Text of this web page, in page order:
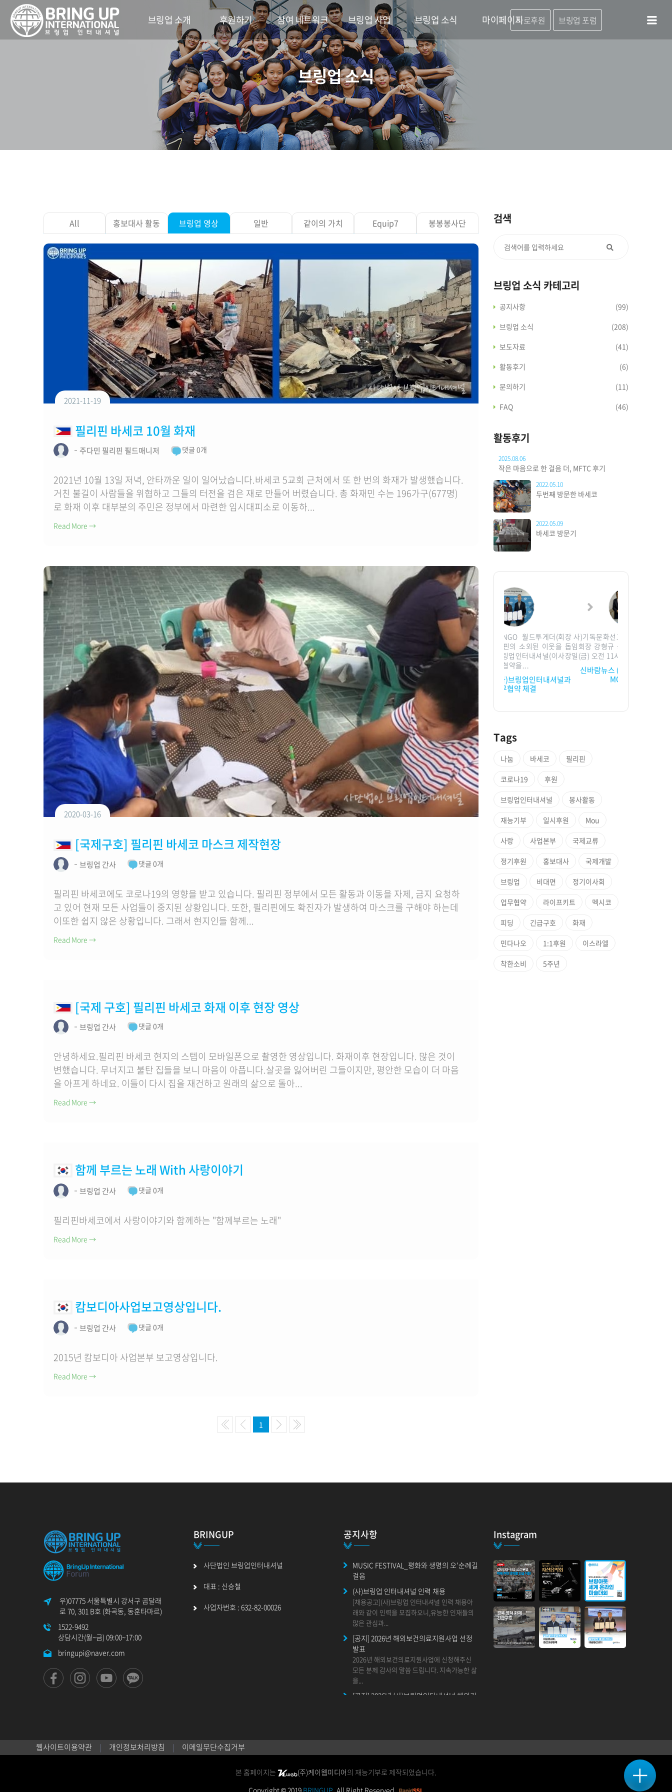
브링업 소개 후원하기 참여 네트워크 브링업 사업 브링업 소식 마이페이지바로후원 브링업 포럼
브링업 소식
All 홍보대사 활동 브링업 영상 일반 같이의 가치 Equip7 봉봉봉사단
2021-11-19
필리핀 바세코 10월 화재
주다민 필리핀 필드매니저 댓글 0개
2021년 10월 13일 저녁, 안타까운 일이 일어났습니다.바세코 5교회 근처에서 또 한 번의 화재가 발생했습니다.
거친 불길이 사람들을 위협하고 그들의 터전을 검은 재로 만들어 버렸습니다. 총 화재민 수는 196가구(677명)
로 화재 이후 대부분의 주민은 정부에서 마련한 임시대피소로 이동하...
Read More →
2020-03-16
[국제구호] 필리핀 바세코 마스크 제작현장
브링업 간사 댓글 0개
필리핀 바세코에도 코로나19의 영향을 받고 있습니다. 필리핀 정부에서 모든 활동과 이동을 자제, 금지 요청하
고 있어 현재 모든 사업들이 중지된 상황입니다. 또한, 필리핀에도 확진자가 발생하여 마스크를 구해야 하는데
이또한 쉽지 않은 상황입니다. 그래서 현지인들 함께...
Read More →
[국제 구호] 필리핀 바세코 화재 이후 현장 영상
브링업 간사 댓글 0개
안녕하세요.필리핀 바세코 현지의 스텝이 모바일폰으로 촬영한 영상입니다. 화재이후 현장입니다. 많은 것이
변했습니다. 무너지고 불탄 집들을 보니 마음이 아픕니다.살곳을 잃어버린 그들이지만, 평안한 모습이 더 마음
을 아프게 하네요. 이들이 다시 집을 재건하고 원래의 삶으로 돌아...
Read More →
함께 부르는 노래 With 사랑이야기
브링업 간사 댓글 0개
필리핀바세코에서 사랑이야기와 함께하는 "함께부르는 노래"
Read More →
캄보디아사업보고영상입니다.
브링업 간사 댓글 0개
2015년 캄보디아 사업본부 보고영상입니다.
Read More →
1
검색
브링업 소식 카테고리
공지사항
(99)
브링업 소식
(208)
보도자료
(41)
활동후기
(6)
문의하기
(11)
FAQ
(46)
활동후기
2025.08.06
작은 마음으로 한 걸음 더, MFTC 후기
2022.05.10
두번째 방문한 바세코
2022.05.09
바세코 방문기
사)기독문화선교회(이사장 김숙희 상
임회장 강형규 상임대표 서정형)는 22
일(금) 오전 11시 경기 시...
신바람뉴스 (사)기독문화선교회
MOU단체...
브링업인터내셔널, 케냐 산사태 이재
민 긴급구호▲폭우로 인해 산사태 피
해를 입은 케냐 수재민들의 모습. <사
진=(사)브링업 인터...
브링업인터내셔널, 케냐 산사태 이재
민 긴급구호
국제개발협력 NGO 월드투게더(회장
김용우)는 필리핀의 소외된 이웃을 돕
기 위해 (사)브링업인터내셔널(이사장
이강섭)과 업무협약을...
월드투게더-(사)브링업인터내셔널과
사)기독문화선교회(이사장 김숙희 상
임회장 강형규 상임대표 서정형)는 22
일(금) 오전 11시 경기 시...
신바람뉴스 (사)기독문화선교회
MOU단체...
Tags
나눔 바세코 필리핀
코로나19 후원
브링업인터내셔널 봉사활동
재능기부 일시후원 Mou
사랑 사업본부 국제교류
정기후원 홍보대사 국제개발
브링업 비대면 정기이사회
업무협약 라이프키트 멕시코
피딩 긴급구호 화재
민다나오 1:1후원 이스라엘
착한소비 5주년
우)07775 서울특별시 강서구 곰달래
로 70, 301 B호 (화곡동, 동훈타마르)
1522-9492
상담시간(월~금) 09:00~17:00
bringupi@naver.com
BRINGUP
사단법인 브링업인터내셔널
대표 : 신승철
사업자번호 : 632-82-00026
공지사항
MUSIC FESTIVAL_평화와 생명의 오'순례길
걸음
(사)브링업 인터내셔널 인력 채용
[채용공고](사)브링업 인터내셔널 인력 채용아
래와 같이 인력을 모집하오니,유능한 인재들의
많은 관심과...
[공지] 2026년 해외보건의료지원사업 선정
발표
2026년 해외보건의료지원사업에 신청해주신
모든 분께 감사의 말씀 드립니다. 지속가능한 삶
을...
[공지] 2026년 (사)브링업인터내셔널 해외긴
널은...
[공지] 2026년 (사)브링업인터내셔널 해외보
안녕하세요. 사랑으로 하나되는 세상 만들기
(사)브링업 인터내셔널입니다. 2025년부터
Instagram
웹사이트이용약관 개인정보처리방침 이메일무단수집거부
본 홈페이지는 (주)케이웹미디어의 재능기부로 제작되었습니다.